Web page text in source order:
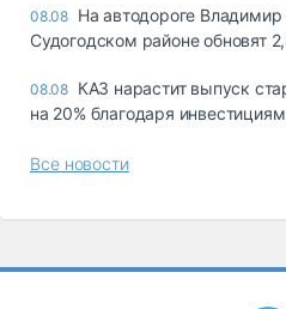
08.08 На автодороге
Судогодском районе обновят
08.08 КАЗ нарастит выпуск
на 20% благодаря
Все новости